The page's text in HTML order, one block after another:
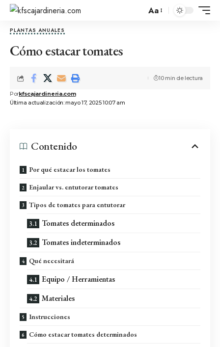
Aa
PLANTAS ANUALES
Cómo estacar tomates
Última actualización: mayo 17, 2025 10:07 am
Porkfscajardineria.com
10 min de lectura
Contenido
Por qué estacar los tomates
Enjaular vs. entutorar tomates
Tipos de tomates para entutorar
Tomates determinados
Tomates indeterminados
Qué necesitará
Equipo / Herramientas
Materiales
Instrucciones
Cómo estacar tomates determinados